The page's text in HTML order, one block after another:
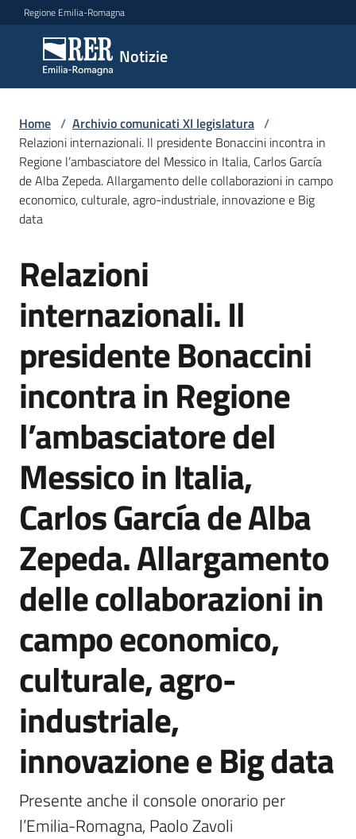
Vai al contenuto
Vai alla navigazione
Vai al footer
Regione Emilia-Romagna
Notizie
Notizie
Comunicati
stampa
Cerca
un
comunicato
Risorse
Agenzia
di
informazione
e
comunicazione
Seguici
su
Home / Archivio comunicati XI legislatura /
Relazioni internazionali. Il presidente Bonaccini incontra in
Regione l’ambasciatore del Messico in Italia, Carlos García
de Alba Zepeda. Allargamento delle collaborazioni in campo
economico, culturale, agro-industriale, innovazione e Big
data
Salta al contenuto
Relazioni
internazionali. Il
presidente Bonaccini
incontra in Regione
l’ambasciatore del
Messico in Italia,
Carlos García de Alba
Zepeda. Allargamento
delle collaborazioni in
campo economico,
culturale, agro-
industriale,
innovazione e Big data
Presente anche il console onorario per
l’Emilia-Romagna, Paolo Zavoli